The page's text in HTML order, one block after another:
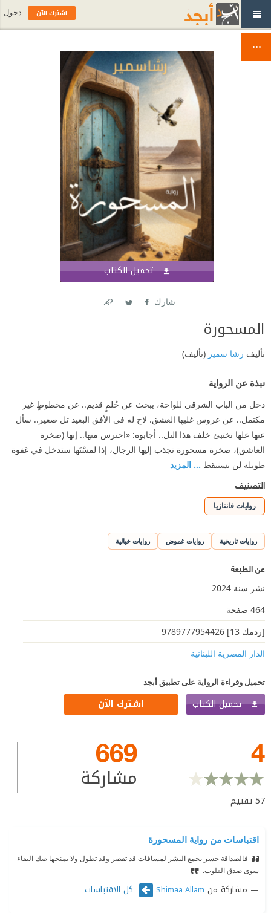
تحميل الكتاب
شارك
المسحورة
تأليف رشا سمير (تأليف)
نبذة عن الرواية
دخل من الباب الشرقي للواحة، يبحث عن حُلمٍ قديم.. عن مخطوطٍ غير
مكتمل.. عن عروس غلبها العشق. لاح له في الأفق البعيد تل صغير.. سأل
عنها علها تختبئ خلف هذا التل.. أجابوه: «احترس منها.. إنها (صخرة
العاشق)، صخرة مسحورة تجذب إليها الرجال، إذا لمسْتَها ستدخل في غفوة
طويلة لن تستيقظ ... المزيد
التصنيف
روايات فانتازيا
روايات تاريخية روايات غموض روايات خيالية
عن الطبعة
نشر سنة 2024
464 صفحة
[ردمك 13] 9789777954426
الدار المصرية اللبنانية
تحميل وقراءة الرواية على تطبيق أبجد
تحميل الكتاب اشترك الآن
4
57تقييم
669
مشاركة
اقتباسات من رواية المسحورة
فالصداقة جسر يجمع البشر لمسافات قد تقصر وقد تطول ولا يمنحها صك البقاء
سوى صدق القلوب.
مشاركة من Shimaa Allam كل الاقتباسات
اشترك الآن دخول